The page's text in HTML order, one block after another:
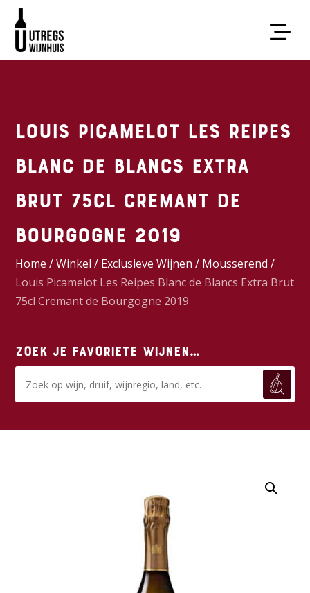
Louis Picamelot Les Reipes
Blanc de Blancs Extra
Brut 75cl Cremant de
Bourgogne 2019
Home /Winkel / Exclusieve Wijnen / Mousserend /
Louis Picamelot Les Reipes Blanc de Blancs Extra Brut
75cl Cremant de Bourgogne 2019
Zoek je favoriete wijnen…